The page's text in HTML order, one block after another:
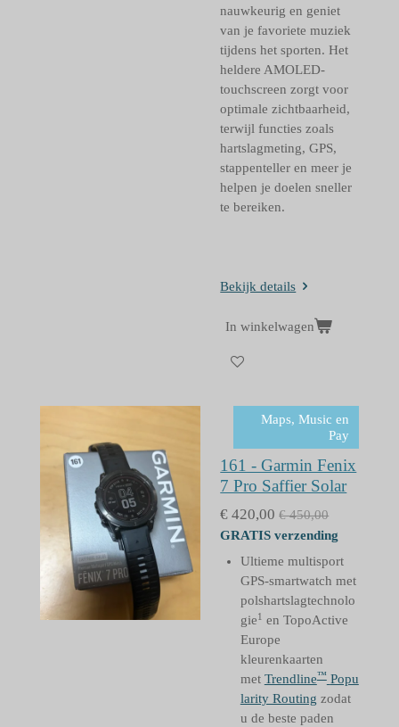
nauwkeurig en geniet
van je favoriete muziek
tijdens het sporten. Het
heldere AMOLED-
touchscreen zorgt voor
optimale zichtbaarheid,
terwijl functies zoals
hartslagmeting, GPS,
stappenteller en meer je
helpen je doelen sneller
te bereiken.
Bekijk details
In winkelwagen
Maps, Music en
Pay
161 - Garmin Fenix
7 Pro Saffier Solar
€ 420,00 € 450,00
GRATIS verzending
Ultieme multisport
GPS-smartwatch met
polshartslagtechnolo
gie1 en TopoActive
Europe
kleurenkaarten
met Trendline™ Popu
larity Routing zodat
u de beste paden